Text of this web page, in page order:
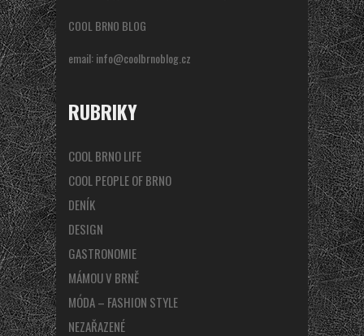
COOL BRNO BLOG
email:info@coolbrnoblog.cz
RUBRIKY
COOL BRNO LIFE
COOL PEOPLE OF BRNO
DENÍK
DESIGN
GASTRONOMIE
MÁMOU V BRNĚ
MÓDA – FASHION STYLE
NEZAŘAZENÉ